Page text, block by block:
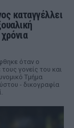
καταγγέλλει
όταν ο
γονείς του και
Τμήμα
- δικογραφία